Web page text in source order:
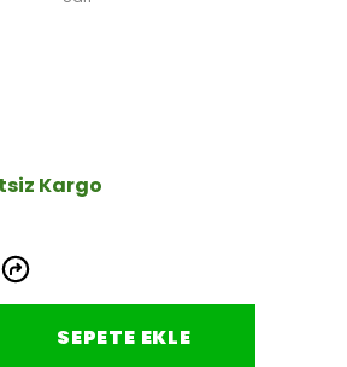
Kargo
SEPETE EKLE